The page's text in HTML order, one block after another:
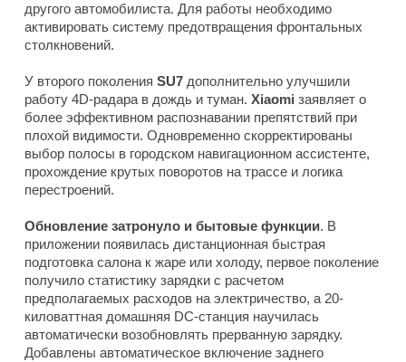
другого автомобилиста. Для работы необходимо
активировать систему предотвращения фронтальных
столкновений.
У второго поколения SU7 дополнительно улучшили
работу 4D-радара в дождь и туман. Xiaomi заявляет о
более эффективном распознавании препятствий при
плохой видимости. Одновременно скорректированы
выбор полосы в городском навигационном ассистенте,
прохождение крутых поворотов на трассе и логика
перестроений.
Обновление затронуло и бытовые функции. В
приложении появилась дистанционная быстрая
подготовка салона к жаре или холоду, первое поколение
получило статистику зарядки с расчетом
предполагаемых расходов на электричество, а 20-
киловаттная домашняя DC-станция научилась
автоматически возобновлять прерванную зарядку.
Добавлены автоматическое включение заднего